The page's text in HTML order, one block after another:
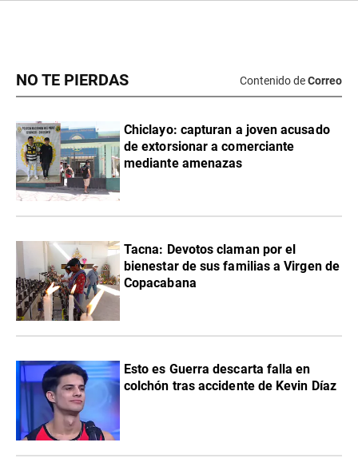
NO TE PIERDAS Contenido deCorreo
Chiclayo: capturan a joven acusado
de extorsionar a comerciante
mediante amenazas
Tacna: Devotos claman por el
bienestar de sus familias a Virgen de
Copacabana
Esto es Guerra descarta falla en
colchón tras accidente de Kevin Díaz